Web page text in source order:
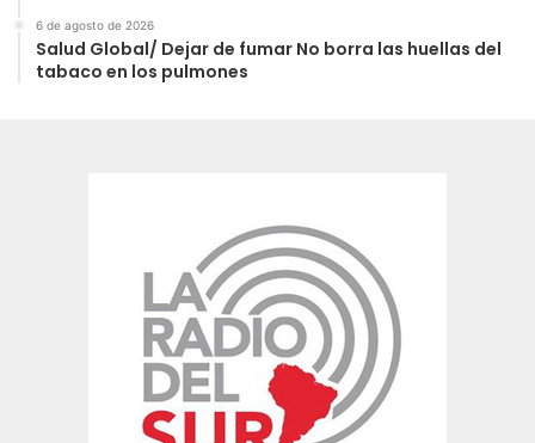
6 de agosto de 2026
Salud Global/ Dejar de fumar No borra las huellas del
tabaco en los pulmones